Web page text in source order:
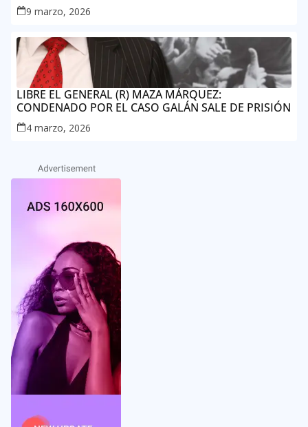
9 marzo, 2026
LIBRE EL GENERAL (R) MAZA MÁRQUEZ:
CONDENADO POR EL CASO GALÁN SALE DE PRISIÓN
4 marzo, 2026